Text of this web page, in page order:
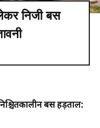
निजी बस
बस हड़ताल: